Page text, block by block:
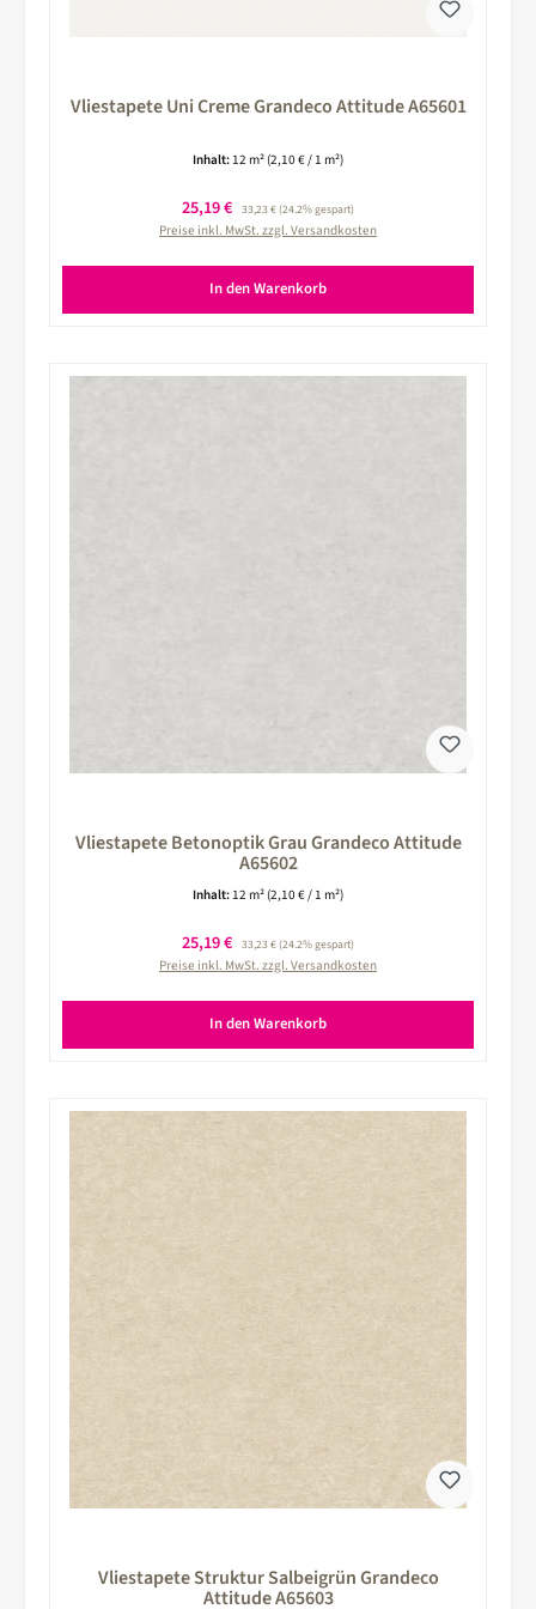
Vliestapete Uni Creme Grandeco Attitude A65601
Inhalt: 12 m² (2,10 € / 1 m²)
Verkaufspreis:
25,19 € Regulärer Preis:
33,23 €(24.2% gespart)
Preise inkl. MwSt. zzgl. Versandkosten
In den Warenkorb
Vliestapete Betonoptik Grau Grandeco Attitude
A65602
Inhalt: 12 m² (2,10 € / 1 m²)
Verkaufspreis:
25,19 € Regulärer Preis:
33,23 €(24.2% gespart)
Preise inkl. MwSt. zzgl. Versandkosten
In den Warenkorb
Vliestapete Struktur Salbeigrün Grandeco
Attitude A65603